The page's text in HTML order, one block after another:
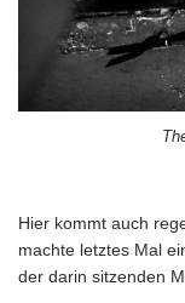
Hier kommt auch
machte letztes Mal
der darin sitzenden